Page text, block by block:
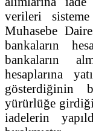
verileri
Muhasebe
bankaların
bankaların
hesaplarına
gösterdiğinin
yürürlüğe
iadelerin